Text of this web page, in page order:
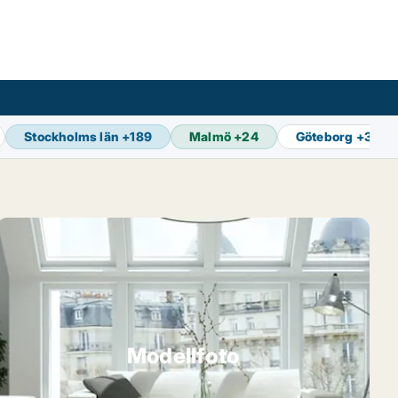
Stockholms län +189 Malmö +24 Göteborg +33
Modellfoto